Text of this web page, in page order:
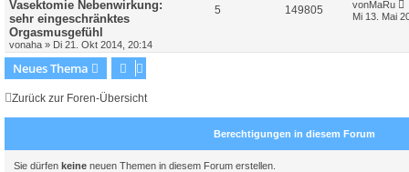
Vasektomie Nebenwirkung:
sehr eingeschränktes
Orgasmusgefühl
vonaha » Di 21. Okt 2014, 20:14
5 149805 vonMaRu
Mi 13. Mai
Neues Thema
Zurück zur Foren-Übersicht
Berechtigungen in diesem Forum
Sie dürfen keine neuen Themen in diesem Forum erstellen.